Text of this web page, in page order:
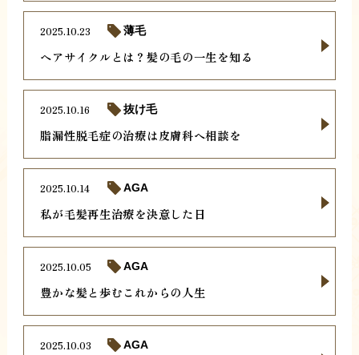
ヘアサイクルとは？髪の毛の一生を知る
2025.10.23 薄毛
脂漏性脱毛症の治療は皮膚科へ相談を
2025.10.16 抜け毛
私が毛髪再生治療を決意した日
2025.10.14 AGA
豊かな髪と歩むこれからの人生
2025.10.05 AGA
2025.10.03 AGA